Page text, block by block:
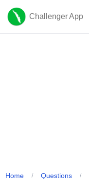
Challenger App
Home / Questions /